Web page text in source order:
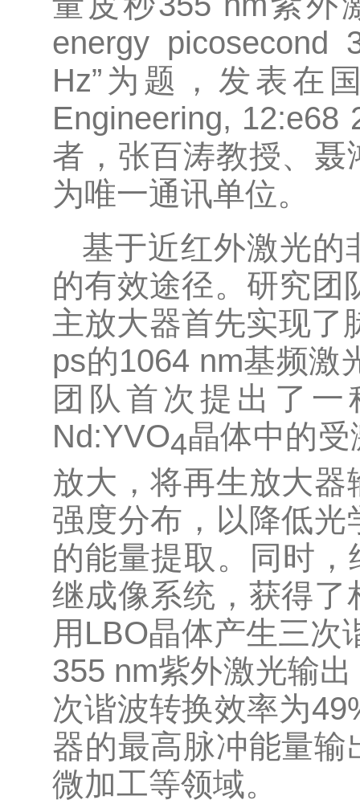
energy picosecond
Hz”为题，发表在
Engineering,
者，张百涛教授、
为唯一通讯单位。
基于近红外激光的
的有效途径。研究团
主放大器首先实现了
ps的1064 nm基频激
团队首次提出了
Nd:YVO4晶体中的
放大，将再生放大
强度分布，以降低
的能量提取。同时
继成像系统，获得
用LBO晶体产生三次
355 nm紫外激光输
次谐波转换效率为
器的最高脉冲能量
微加工等领域。